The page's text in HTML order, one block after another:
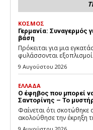
ΚΟΣΜΟΣ
Γερμανία: Συναγερμός
βάση
Πρόκειται για μια
φυλάσσονται
9 Αυγούστου 2026
ΕΛΛΑΔΑ
Ο έφηβος που μπορεί
Σαντορίνης – Το
Φαίνεται ότι
ακολούθησε την έκρηξη